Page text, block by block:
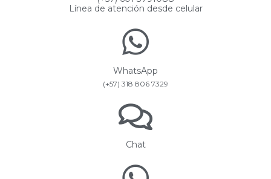
Línea de atención desde celular
WhatsApp
(+57) 318 806 7329
Chat